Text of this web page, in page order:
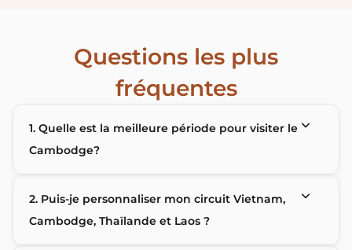
Questions les plus
fréquentes
1. Quelle est la meilleure période pour visiter le
Cambodge?
2. Puis-je personnaliser mon circuit Vietnam,
Cambodge, Thaïlande et Laos ?